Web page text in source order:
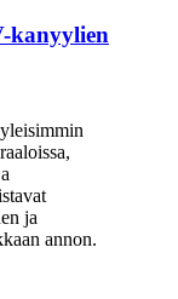
kanyylien
ja
annon.